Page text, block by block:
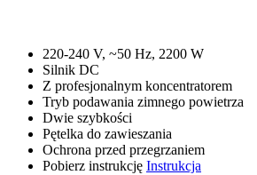
220-240 V, ~50 Hz, 2200 W
Silnik DC
Z profesjonalnym koncentratorem
Tryb podawania zimnego powietrza
Dwie szybkości
Pętelka do zawieszania
Ochrona przed przegrzaniem
Pobierz instrukcję Instrukcja